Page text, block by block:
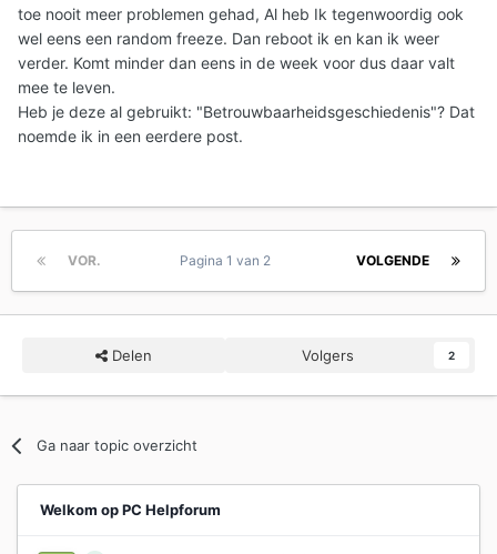
toe nooit meer problemen gehad, Al heb Ik tegenwoordig ook
wel eens een random freeze. Dan reboot ik en kan ik weer
verder. Komt minder dan eens in de week voor dus daar valt
mee te leven.
Heb je deze al gebruikt: "Betrouwbaarheidsgeschiedenis"? Dat
noemde ik in een eerdere post.
VOR. VOLGENDE
Pagina 1 van 2
Delen Volgers 2
Ga naar topic overzicht
Welkom op PC Helpforum